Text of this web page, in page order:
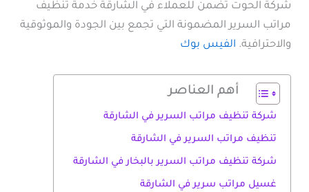
شركة الحوت تضمن للعملاء في الشارقة خدمة تنظيف
مراتب السرير المضمونة التي تجمع بين الجودة والموثوقية
والاحترافية. الفيس بوك
أهم العناصر
شركة تنظيف مراتب السرير في الشارقة
تنظيف مراتب السرير في الشارقة
شركة تنظيف مراتب السرير بالبخار في الشارقة
غسيل مراتب سرير في الشارقة